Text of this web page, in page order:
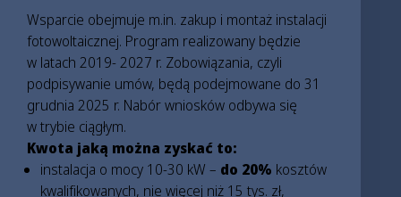
Wsparcie obejmuje m.in. zakup i montaż instalacji
fotowoltaicznej. Program realizowany będzie
w latach 2019- 2027 r. Zobowiązania, czyli
podpisywanie umów, będą podejmowane do 31
grudnia 2025 r. Nabór wniosków odbywa się
w trybie ciągłym.
Kwota jaką można zyskać to:
instalacja o mocy 10-30 kW – do 20% kosztów
kwalifikowanych, nie więcej niż 15 tys. zł,